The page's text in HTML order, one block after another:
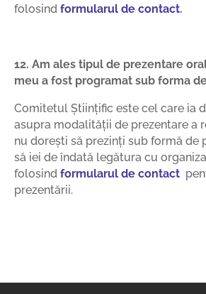
folosind formularul de contact.
12. Am ales tipul de prezentare
meu a fost programat sub forma
Comitetul Ştiințific este cel care ia
asupra modalității de prezentare a
nu dorești să prezinți sub formă de
să iei de îndată legătura cu
folosind formularul de contact
prezentării.